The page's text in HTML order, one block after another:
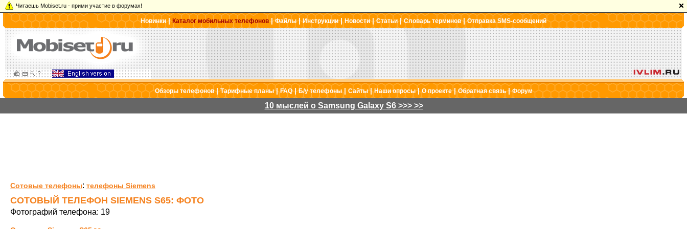
Читаешь Mobiset.ru - прими участие в форумах!
Новинки|Каталог мобильных телефонов|Файлы|Инструкции| Новости|Статьи|Словарь терминов|Отправка SMS-сообщений
Обзоры телефонов|Тарифные планы|FAQ|Б/у телефоны| Сайты|Наши опросы|О проекте|Обратная связь|Форум
10 мыслей о Samsung Galaxy S6 >>> >>
Сотовые телефоны: телефоны Siemens
СОТОВЫЙ ТЕЛЕФОН SIEMENS S65: ФОТО
Фотографий телефона: 19